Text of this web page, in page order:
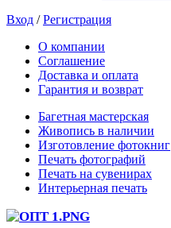
Вход /Регистрация
О компании
Соглашение
Доставка и оплата
Гарантия и возврат
Багетная мастерская
Живопись в наличии
Изготовление фотокниг
Печать фотографий
Печать на сувенирах
Интерьерная печать